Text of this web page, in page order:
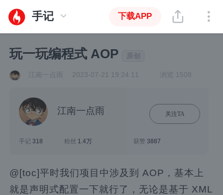
手记 下载APP
玩一玩编程式 AOP 原创
江南一点雨 2023-07-21 19:24:11 浏览 1508
江南一点雨 关注TA
手记318 粉丝 1.4万 获赞 3887
@[toc]平时我们项目中涉及到 AOP，基本上
就是声明式配置一下就行了，无论是基于 XML